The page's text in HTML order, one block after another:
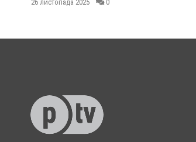
26 листопада 2025 0